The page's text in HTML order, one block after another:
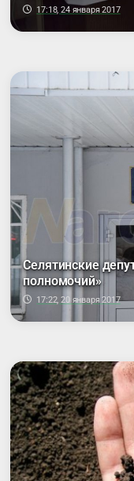
17:18, 24 января 2017
Селятинские
полномочий»
17:22, 20 января 2017